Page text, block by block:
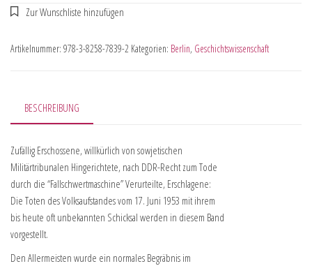
Artikelnummer: 978-3-8258-7839-2 Kategorien: Berlin, Geschichtswissenschaft
BESCHREIBUNG
Zufällig Erschossene, willkürlich von sowjetischen
Militärtribunalen Hingerichtete, nach DDR-Recht zum Tode
durch die “Fallschwertmaschine” Verurteilte, Erschlagene:
Die Toten des Volksaufstandes vom 17. Juni 1953 mit ihrem
bis heute oft unbekannten Schicksal werden in diesem Band
vorgestellt.
Den Allermeisten wurde ein normales Begräbnis im